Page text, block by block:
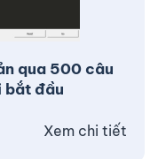
qua 500 câu
bắt đầu
Xem chi tiết